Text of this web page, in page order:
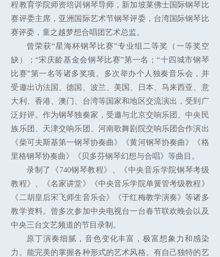
程教育学院师资培训钢琴导师，新加坡莱佛士国际钢琴比
赛评委主席，亚洲国际艺术节钢琴评委，台湾国际钢琴比
赛评委，童之越梦想合唱团艺术总监。
曾荣获“星海杯钢琴比赛”专业组二等奖（一等奖空
缺）；“宋庆龄基金会钢琴比赛”第一名；“十四城市钢琴
比赛”第一名等诸多奖项。多次举办个人独奏音乐会，并
受邀出访法国、德国、波兰、美国、日本、马来西亚、意
大利、香港、澳门、台湾等国家和地区交流演出，受到广
泛好评。作为钢琴独奏家，受邀与北京交响乐团、中央民
族乐团、天津交响乐团、河南歌舞剧院交响乐团合作演出
《柴可夫斯基第一钢琴协奏曲》《黄河钢琴协奏曲》《格
里格钢琴协奏曲》《贝多芬钢琴幻想与合唱》等曲目。
录制了《740钢琴教程》、《中央音乐学院钢琴考级
教程》、《名家讲堂》《中央音乐学院单簧管考级教程》
《二胡皇后宋飞师生音乐会》《于红梅教学演奏》等诸多
教学资料。曾多次参加中央电视台一台春节联欢晚会以及
中央三台文艺频道的节目录制。
原丁演奏细腻，音色变化丰富，极富想象力和感染
力。能完美的掌握各种形式的艺术风格。有自己独特的艺